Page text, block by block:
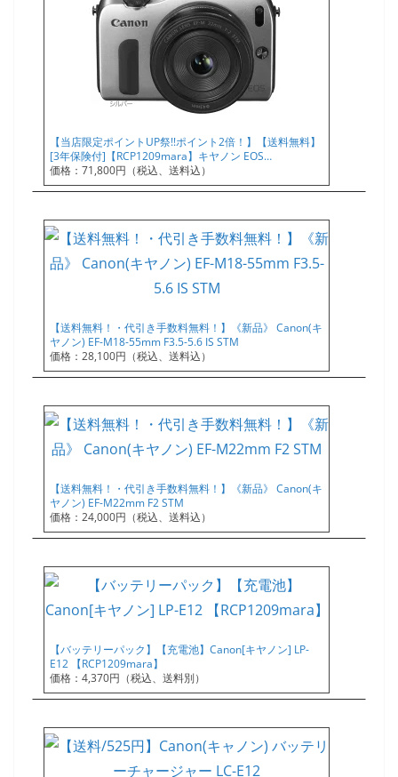
【当店限定ポイントUP祭!!ポイント2倍！】【送料無料】
[3年保険付]【RCP1209mara】キヤノン EOS…
価格：71,800円（税込、送料込）
【送料無料！・代引き手数料無料！】《新品》 Canon(キ
ヤノン) EF-M18-55mm F3.5-5.6 IS STM
価格：28,100円（税込、送料込）
【送料無料！・代引き手数料無料！】《新品》 Canon(キ
ヤノン) EF-M22mm F2 STM
価格：24,000円（税込、送料込）
【バッテリーパック】【充電池】Canon[キヤノン] LP-
E12 【RCP1209mara】
価格：4,370円（税込、送料別）